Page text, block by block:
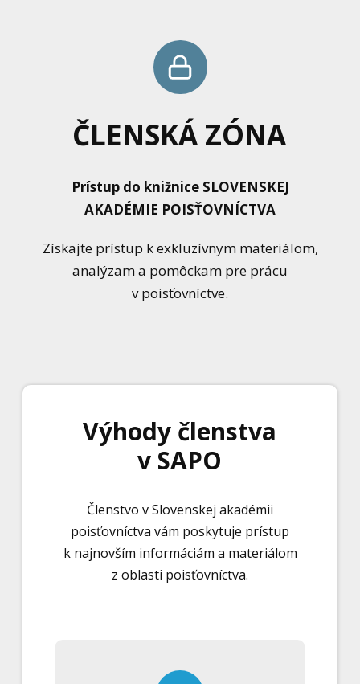
ČLENSKÁ ZÓNA
Prístup do knižnice SLOVENSKEJ
AKADÉMIE POISŤOVNÍCTVA
Získajte prístup k exkluzívnym materiálom,
analýzam a pomôckam pre prácu
v poisťovníctve.
Výhody členstva
v SAPO
Členstvo v Slovenskej akadémii
poisťovníctva vám poskytuje prístup
k najnovším informáciám a materiálom
z oblasti poisťovníctva.